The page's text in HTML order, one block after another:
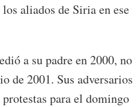
aliados de Siria en ese
a su padre en 2000, no
de 2001. Sus adversarios
para el domingo